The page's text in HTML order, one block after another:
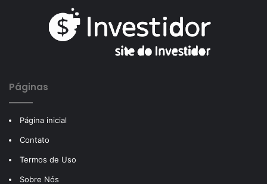
Páginas
Página inicial
Contato
Termos de Uso
Sobre Nós